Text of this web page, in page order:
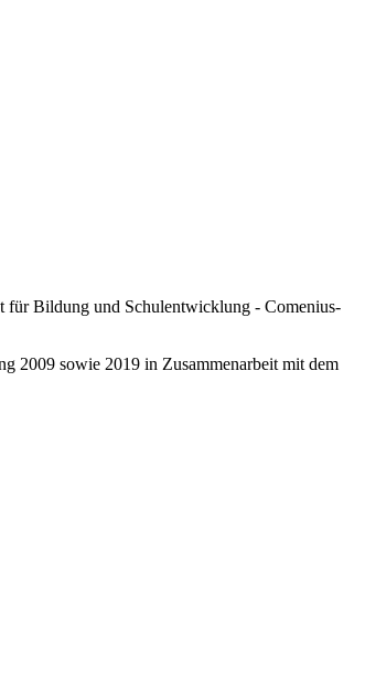
für Bildung und Schulentwicklung - Comenius-
2009 sowie 2019 in Zusammenarbeit mit dem